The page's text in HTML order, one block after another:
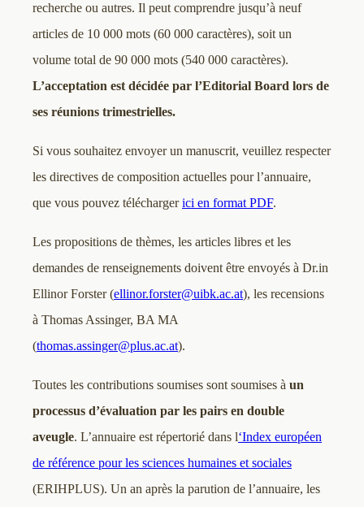
recherche ou autres. Il peut comprendre jusqu’à neuf
articles de 10 000 mots (60 000 caractères), soit un
volume total de 90 000 mots (540 000 caractères).
L’acceptation est décidée par l’Editorial Board lors de
ses réunions trimestrielles.
Si vous souhaitez envoyer un manuscrit, veuillez respecter
les directives de composition actuelles pour l’annuaire,
que vous pouvez téléchargerici en format PDF.
Les propositions de thèmes, les articles libres et les
demandes de renseignements doivent être envoyés à Dr.in
Ellinor Forster (ellinor.forster@uibk.ac.at), les recensions
à Thomas Assinger, BA MA
(thomas.assinger@plus.ac.at).
Toutes les contributions soumises sont soumises à un
processus d’évaluation par les pairs en double
aveugle. L’annuaire est répertorié dans l‘Index européen
de référence pour les sciences humaines et sociales
(ERIHPLUS). Un an après la parution de l’annuaire, les